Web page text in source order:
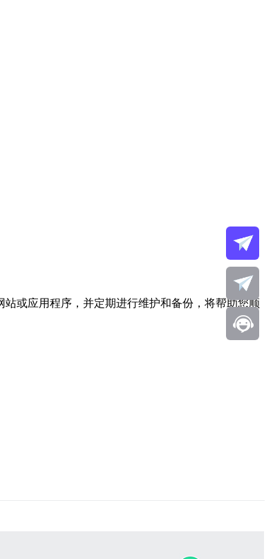
或应用程序，并定期进行维护和备份，将帮助您顺